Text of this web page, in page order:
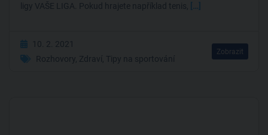
ligy VAŠE LIGA. Pokud hrajete například tenis,
[…]
10. 2. 2021
Rozhovory, Zdraví, Tipy na sportování
Zobrazit